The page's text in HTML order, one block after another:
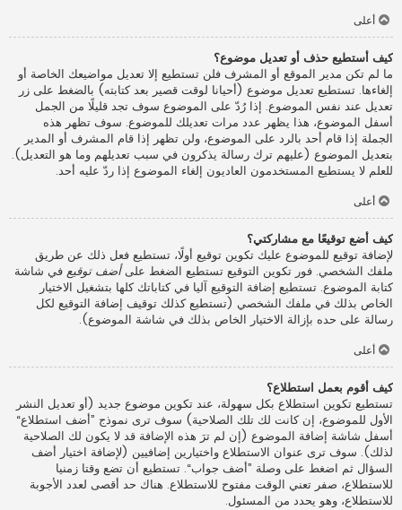
أعلى
كيف أستطيع حذف أو تعديل موضوع؟
ما لم تكن مدير الموقع أو المشرف فلن تستطيع إلا تعديل مواضيعك الخاصة أو
إلغاءها. تستطيع تعديل موضوع (أحيانا لوقت قصير بعد كتابته) بالضغط على زر
تعديل عند نفس الموضوع. إذا رُدّ على الموضوع سوف تجد قليلًا من الجمل
أسفل الموضوع، هذا يظهر عدد مرات تعديلك للموضوع. سوف تظهر هذه
الجملة إذا قام أحد بالرد على الموضوع، ولن تظهر إذا قام المشرف أو المدير
بتعديل الموضوع (عليهم ترك رسالة يذكرون في سبب تعديلهم وما هو التعديل).
للعلم لا يستطيع المستخدمون العاديون إلغاء الموضوع إذا ردّ عليه أحد.
أعلى
كيف أضع توقيعًا مع مشاركتي؟
لإضافة توقيع للموضوع عليك تكوين توقيع أولًا، تستطيع فعل ذلك عن طريق
ملفك الشخصي. فور تكوين التوقيع تستطيع الضغط علىأضف توقيع في شاشة
كتابة الموضوع. تستطيع إضافة التوقيع آليا في كتاباتك كلها بتشغيل الاختيار
الخاص بذلك في ملفك الشخصي (تستطيع كذلك توقيف إضافة التوقيع لكل
رسالة على حده بإزالة الاختيار الخاص بذلك في شاشة الموضوع).
أعلى
كيف أقوم بعمل استطلاع؟
تستطيع تكوين استطلاع بكل سهولة، عند تكوين موضوع جديد (أو تعديل النشر
الأول للموضوع، إن كانت لك تلك الصلاحية) سوف ترى نموذج ”أضف استطلاع“
أسفل شاشة إضافة الموضوع (إن لم ترَ هذه الإضافة قد لا يكون لك الصلاحية
لذلك). سوف ترى عنوان الاستطلاع واختيارين إضافيين (لإضافة اختيار أضف
السؤال ثم اضغط على وصلة ”أضف جواب“. تستطيع أن تضع وقتا زمنيا
للاستطلاع، صفر تعني الوقت مفتوح للاستطلاع. هناك حد أقصى لعدد الأجوبة
للاستطلاع، وهو يحدد من المسئول.